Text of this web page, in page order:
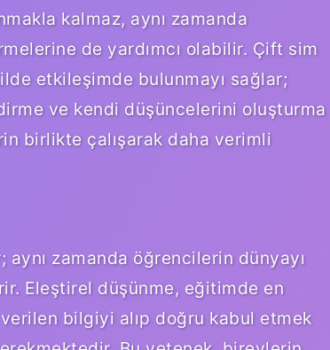
kalmaz, aynı zamanda
de yardımcı olabilir. Çift sim
etkileşimde bulunmayı sağlar;
ve kendi düşüncelerini oluşturma
birlikte çalışarak daha verimli
aynı zamanda öğrencilerin dünyayı
Eleştirel düşünme, eğitimde en
bilgiyi alıp doğru kabul etmek